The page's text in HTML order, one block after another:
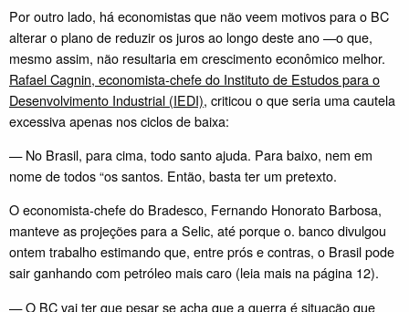
Por outro lado, há economistas que não veem motivos para o BC
alterar o plano de reduzir os juros ao longo deste ano —o que,
mesmo assim, não resultaria em crescimento econômico melhor.
Rafael Cagnin, economista-chefe do Instituto de Estudos para o
Desenvolvimento Industrial (IEDI), criticou o que seria uma cautela
excessiva apenas nos ciclos de baixa:
— No Brasil, para cima, todo santo ajuda. Para baixo, nem em
nome de todos “os santos. Então, basta ter um pretexto.
O economista-chefe do Bradesco, Fernando Honorato Barbosa,
manteve as projeções para a Selic, até porque o. banco divulgou
ontem trabalho estimando que, entre prós e contras, o Brasil pode
sair ganhando com petróleo mais caro (leia mais na página 12).
— O BC vai ter que pesar se acha que a guerra é situação que